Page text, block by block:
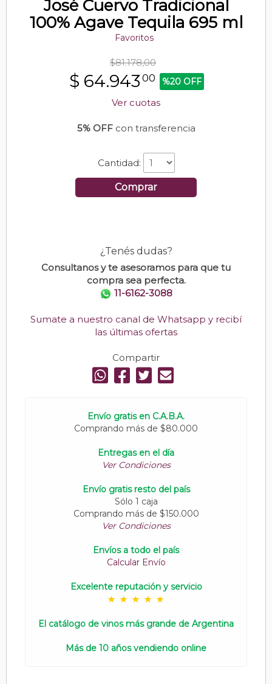
José Cuervo Tradicional
100% Agave Tequila 695 ml
Favoritos
$81.178,00
$ 64.943 00 %20 OFF
Ver cuotas
5% OFFcon transferencia
Cantidad:
Comprar
¿Tenés dudas?
Consultanos y te asesoramos para que tu
compra sea perfecta.
11-6162-3088
Sumate a nuestro canal de Whatsapp y recibí
las últimas ofertas
Compartir
Envío gratis en C.A.B.A.
Comprando más de $80.000
Entregas en el día
Ver Condiciones
Envío gratis resto del país
Sólo 1 caja
Comprando más de $150.000
Ver Condiciones
Envíos a todo el país
Calcular Envío
Excelente reputación y servicio
El catálogo de vinos más grande de Argentina
Más de 10 años vendiendo online